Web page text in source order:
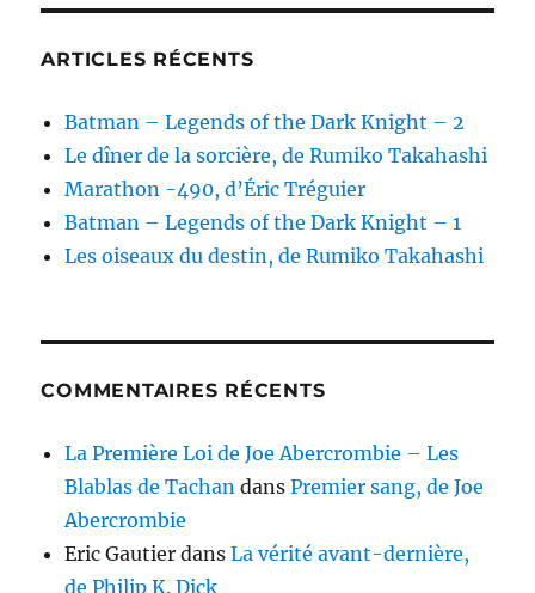
ARTICLES RÉCENTS
Batman – Legends of the Dark Knight – 2
Le dîner de la sorcière, de Rumiko Takahashi
Marathon -490, d’Éric Tréguier
Batman – Legends of the Dark Knight – 1
Les oiseaux du destin, de Rumiko Takahashi
COMMENTAIRES RÉCENTS
La Première Loi de Joe Abercrombie – Les
Blablas de Tachan dansPremier sang, de Joe
Abercrombie
Eric Gautier dansLa vérité avant-dernière,
de Philip K. Dick